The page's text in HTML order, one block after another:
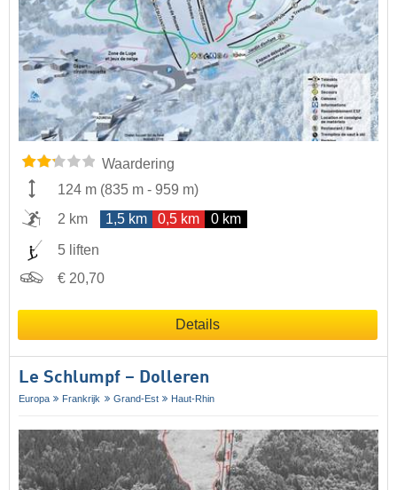
Waardering
124 m (835 m - 959 m)
2 km
1,5 km 0,5 km 0 km
5 liften
€ 20,70
Details
Le Schlumpf – Dolleren
Europa Frankrijk Grand-Est Haut-Rhin